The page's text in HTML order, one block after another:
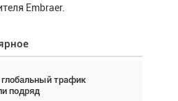
Embraer.
трафик
подряд
вертолётов и БПЛА в